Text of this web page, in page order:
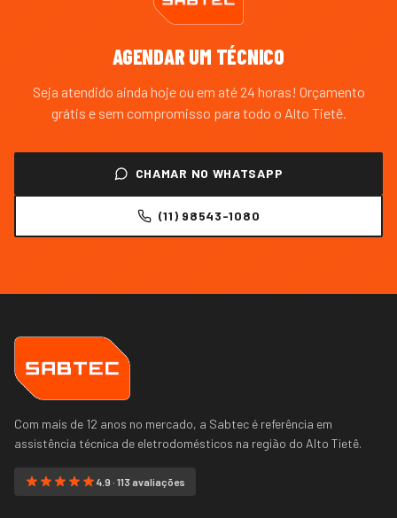
AGENDAR UM TÉCNICO
Seja atendido ainda hoje ou em até 24 horas! Orçamento
grátis e sem compromisso para todo o Alto Tietê.
CHAMAR NO WHATSAPP
(11) 98543-1080
Com mais de 12 anos no mercado, a Sabtec é referência em
assistência técnica de eletrodomésticos na região do Alto Tietê.
4.9 · 113 avaliações